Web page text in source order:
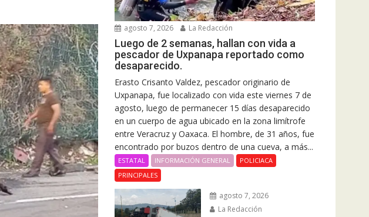
agosto 7, 2026 La Redacción
Luego de 2 semanas, hallan con vida a
pescador de Uxpanapa reportado como
desaparecido.
Erasto Crisanto Valdez, pescador originario de
Uxpanapa, fue localizado con vida este viernes 7 de
agosto, luego de permanecer 15 días desaparecido
en un cuerpo de agua ubicado en la zona limítrofe
entre Veracruz y Oaxaca. El hombre, de 31 años, fue
encontrado por buzos dentro de una cueva, a más...
ESTATAL INFORMACIÓN GENERAL
POLICIACA
PRINCIPALES
agosto 7, 2026
La Redacción